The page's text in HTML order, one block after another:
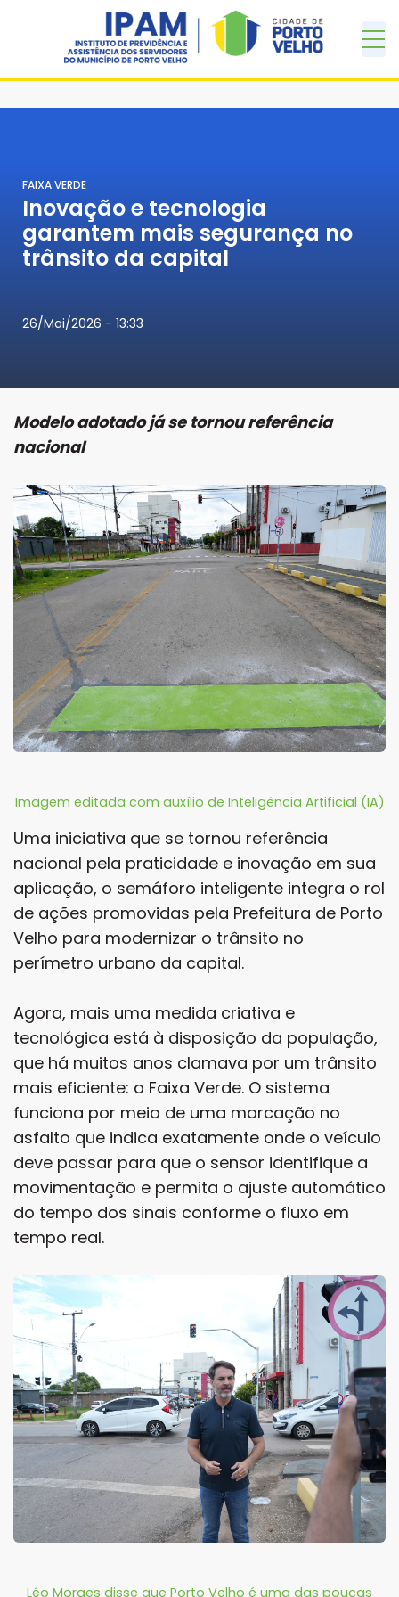
FAIXA VERDE
Inovação e tecnologia
garantem mais segurança no
trânsito da capital
26/Mai/2026 - 13:33
Modelo adotado já se tornou referência
nacional
Imagem editada com auxílio de Inteligência Artificial (IA)
Uma iniciativa que se tornou referência
nacional pela praticidade e inovação em sua
aplicação, o semáforo inteligente integra o rol
de ações promovidas pela Prefeitura de Porto
Velho para modernizar o trânsito no
perímetro urbano da capital.
Agora, mais uma medida criativa e
tecnológica está à disposição da população,
que há muitos anos clamava por um trânsito
mais eficiente: a Faixa Verde. O sistema
funciona por meio de uma marcação no
asfalto que indica exatamente onde o veículo
deve passar para que o sensor identifique a
movimentação e permita o ajuste automático
do tempo dos sinais conforme o fluxo em
tempo real.
Léo Moraes disse que Porto Velho é uma das poucas